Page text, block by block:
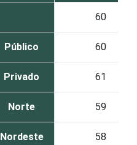
60
Público 60
Privado 61
Norte 59
Nordeste 58